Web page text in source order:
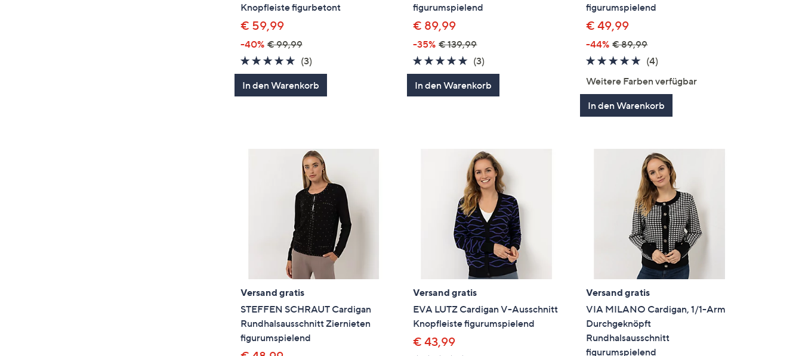
Knopfleiste figurbetont
€ 59,99
-40% € 99,99
5.0
von
5
(3)3
Bewertungen
In den Warenkorb
figurumspielend
€ 89,99
-35% € 139,99
5.0
von
5
(3)
Bewertungen
In den Warenkorb
figurumspielend
€ 49,99
-44% € 89,99
5.0
5
(4)
Weitere Farben verfügbar
In den Warenkorb
Versand gratis
STEFFEN SCHRAUT Cardigan
Rundhalsausschnitt Ziernieten
figurumspielend
Versand gratis
EVA LUTZ Cardigan V-Ausschnitt
Knopfleiste figurumspielend
€ 43,99
Versand gratis
VIA MILANO Cardigan, 1/1-Arm
Durchgeknöpft
Rundhalsausschnitt
figurumspielend